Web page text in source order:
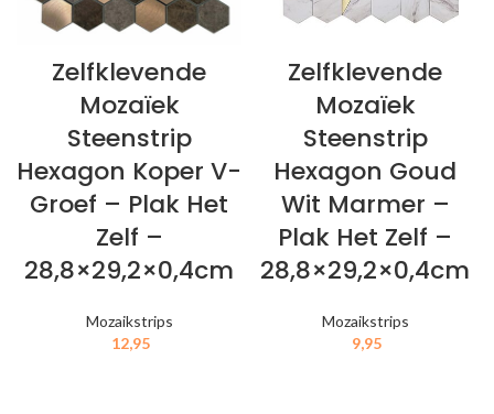
Zelfklevende
Mozaïek
Steenstrip
Hexagon Koper V-
Groef – Plak Het
Zelf –
28,8×29,2×0,4cm
Mozaikstrips
12,95
Zelfklevende
Mozaïek
Steenstrip
Hexagon Goud
Wit Marmer –
Plak Het Zelf –
28,8×29,2×0,4cm
Mozaikstrips
9,95